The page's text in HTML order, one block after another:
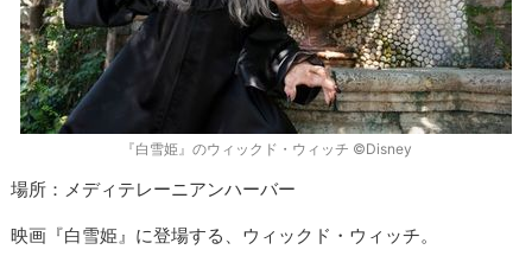
『白雪姫』のウィックド・ウィッチ ©Disney
場所：メディテレーニアンハーバー
映画『白雪姫』に登場する、ウィックド・ウィッチ。